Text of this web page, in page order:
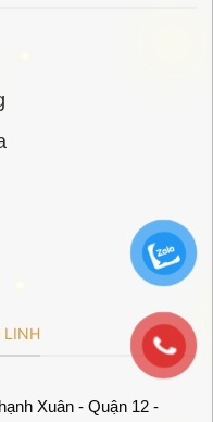
LINH
Xuân - Quận 12 -